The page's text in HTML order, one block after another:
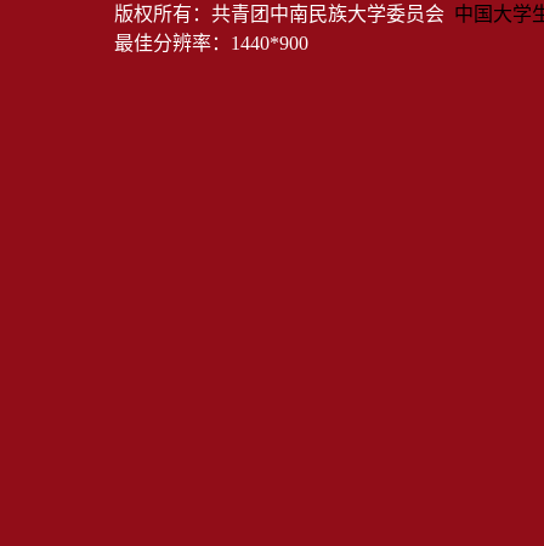
版权所有：共青团中南民族大学委员会
最佳分辨率：1440*900
中国大学